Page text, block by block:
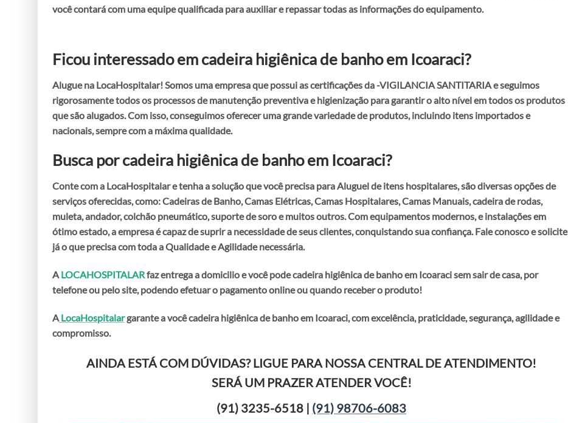
você contará com uma equipe qualificada para auxiliar e repassar todas as informações do equipamento.
Ficou interessado em cadeira higiênica de banho em Icoaraci?
Alugue na LocaHospitalar! Somos uma empresa que possui as certificações da -VIGILANCIA SANTITARIA e seguimos
rigorosamente todos os processos de manutenção preventiva e higienização para garantir o alto nível em todos os produtos
que são alugados. Com isso, conseguimos oferecer uma grande variedade de produtos, incluindo itens importados e
nacionais, sempre com a máxima qualidade.
Busca porcadeira higiênica de banho em Icoaraci?
Conte com a LocaHospitalar e tenha a solução que você precisa paraAluguel de itens hospitalares, são diversas opções de
serviços oferecidas, como: Cadeiras de Banho, Camas Elétricas, Camas Hospitalares, Camas Manuais, cadeira de rodas,
muleta, andador, colchão pneumático, suporte de soro e muitos outros. Com equipamentos modernos, e instalações em
ótimo estado, a empresa é capaz de suprir a necessidade de seus clientes, conquistando sua confiança. Fale conosco e solicite
já o que precisa com toda a Qualidade e Agilidade necessária.
A LOCAHOSPITALARfaz entrega a domicilio e você podecadeira higiênica de banho em Icoaracisem sair de casa, por
telefone ou pelo site, podendo efetuar o pagamento online ou quando receber o produto!
A LocaHospitalargarante a vocêcadeira higiênica de banho em Icoaraci, com excelência, praticidade, segurança, agilidade e
compromisso.
AINDA ESTÁ COM DÚVIDAS? LIGUE PARA NOSSA CENTRAL DE ATENDIMENTO!
SERÁ UM PRAZER ATENDER VOCÊ!
(91) 3235-6518 | (91) 98706-6083